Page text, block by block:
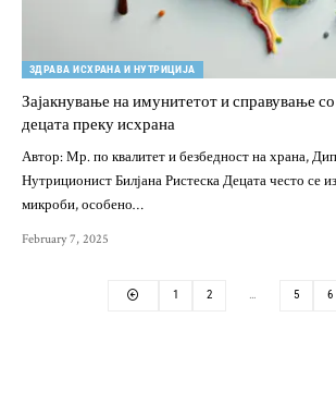
ЗДРАВА ИСХРАНА И НУТРИЦИЈА
Зајакнување на имунитетот и справување со
децата преку исхрана
Автор: Мр. по квалитет и безбедност на храна,
Нутриционист Билјана Ристеска Децата често се
микроби, особено…
February 7, 2025
1 2 … 5 6